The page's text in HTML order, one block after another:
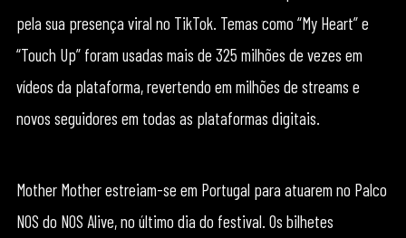
pela sua presença viral no TikTok. Temas como “My Heart” e
“Touch Up” foram usadas mais de 325 milhões de vezes em
vídeos da plataforma, revertendo em milhões de streams e
novos seguidores em todas as plataformas digitais.
Mother Mother estreiam-se em Portugal para atuarem no Palco
NOS do NOS Alive, no último dia do festival. Os bilhetes